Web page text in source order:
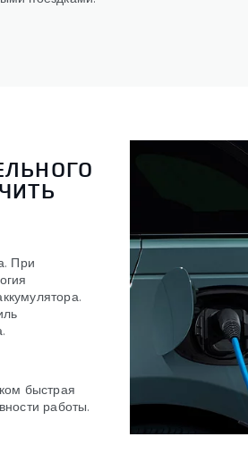
При
быстрая
работы.